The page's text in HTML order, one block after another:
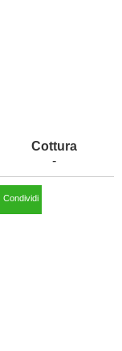
-
Condividi